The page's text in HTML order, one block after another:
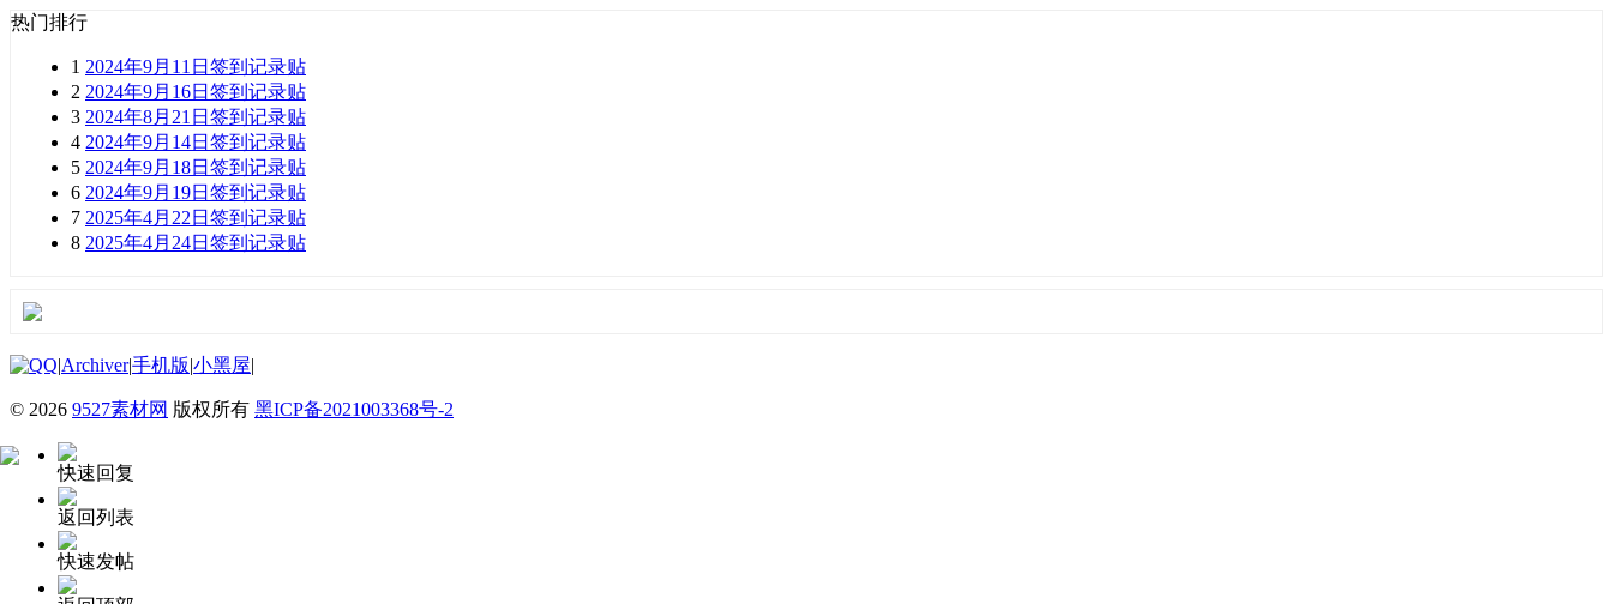
热门排行
1 2024年9月11日签到记录贴
2 2024年9月16日签到记录贴
3 2024年8月21日签到记录贴
4 2024年9月14日签到记录贴
5 2024年9月18日签到记录贴
6 2024年9月19日签到记录贴
7 2025年4月22日签到记录贴
8 2025年4月24日签到记录贴
|Archiver|手机版|小黑屋|
© 2026 9527素材网 版权所有 黑ICP备2021003368号-2
快速回复
返回列表
快速发帖